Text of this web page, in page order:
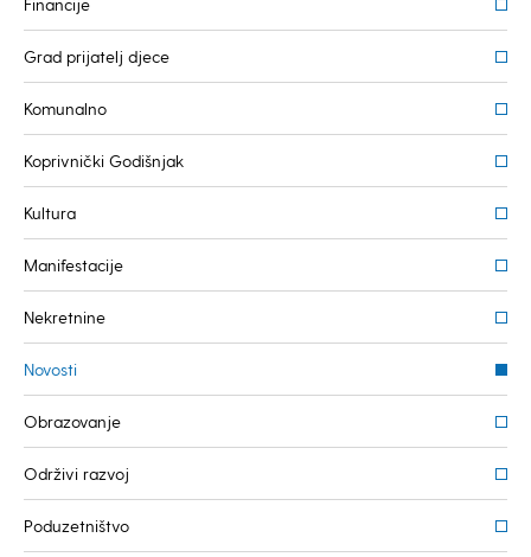
Financije
Grad prijatelj djece
Komunalno
Koprivnički Godišnjak
Kultura
Manifestacije
Nekretnine
Novosti
Obrazovanje
Održivi razvoj
Poduzetništvo